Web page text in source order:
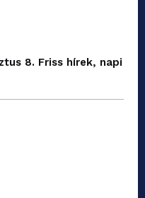
8. Friss hírek, napi